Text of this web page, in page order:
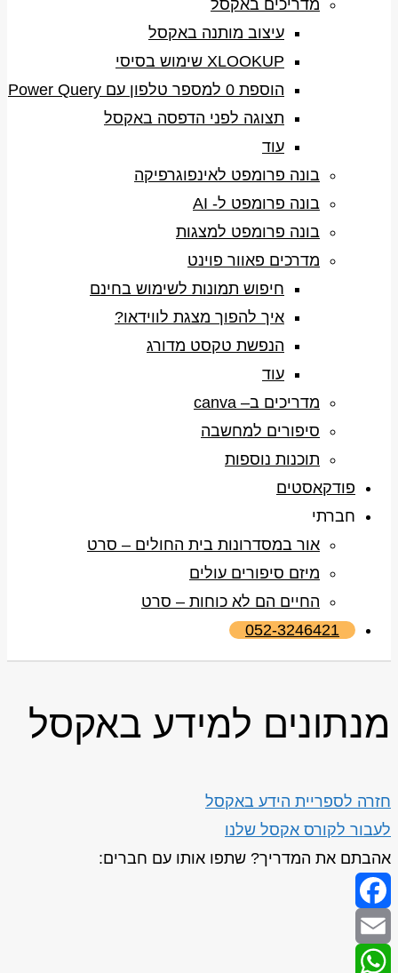
מדריכים באקסל
עיצוב מותנה באקסל
XLOOKUP שימוש בסיסי
הוספת 0 למספר טלפון עם Power Query
תצוגה לפני הדפסה באקסל
עוד
בונה פרומפט לאינפוגרפיקה
בונה פרומפט ל- AI
בונה פרומפט למצגות
מדרכים פאוור פוינט
חיפוש תמונות לשימוש בחינם
איך להפוך מצגת לווידאו?
הנפשת טקסט מדורג
עוד
מדריכים ב– canva
סיפורים למחשבה
תוכנות נוספות
פודקאסטים
חברתי
אור במסדרונות בית החולים – סרט
מיזם סיפורים עולים
החיים הם לא כוחות – סרט
052-3246421
מנתונים למידע באקסל
חזרה לספריית הידע באקסל
לעבור לקורס אקסל שלנו
אהבתם את המדריך? שתפו אותו עם חברים:
Facebook
Email